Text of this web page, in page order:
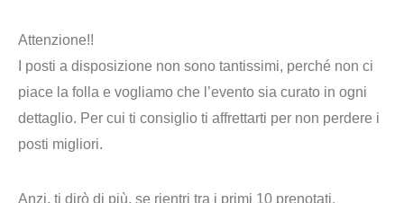
Attenzione!!
I posti a disposizione non sono tantissimi, perché non ci
piace la folla e vogliamo che l’evento sia curato in ogni
dettaglio. Per cui ti consiglio ti affrettarti per non perdere i
posti migliori.
Anzi, ti dirò di più, se rientri tra i primi 10 prenotati,